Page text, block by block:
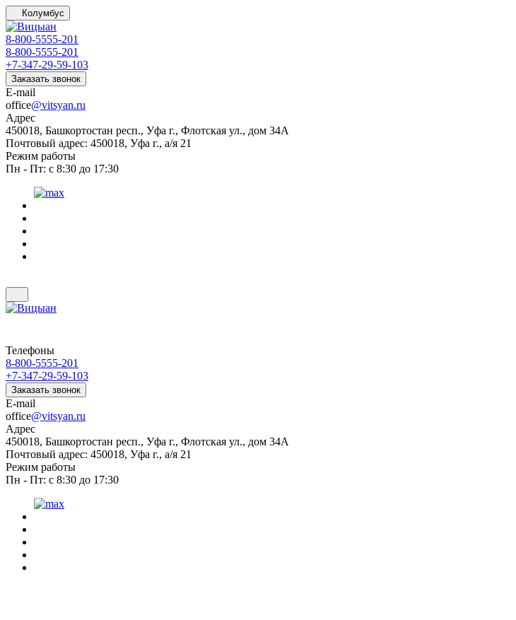
Колумбус
8-800-5555-201
8-800-5555-201
+7-347-29-59-103
Заказать звонок
E-mail
office@vitsyan.ru
Адрес
450018, Башкортостан респ., Уфа г., Флотская ул., дом 34А
Почтовый адрес: 450018, Уфа г., а/я 21
Режим работы
Пн - Пт: с 8:30 до 17:30
Телефоны
8-800-5555-201
+7-347-29-59-103
Заказать звонок
E-mail
office@vitsyan.ru
Адрес
450018, Башкортостан респ., Уфа г., Флотская ул., дом 34А
Почтовый адрес: 450018, Уфа г., а/я 21
Режим работы
Пн - Пт: с 8:30 до 17:30